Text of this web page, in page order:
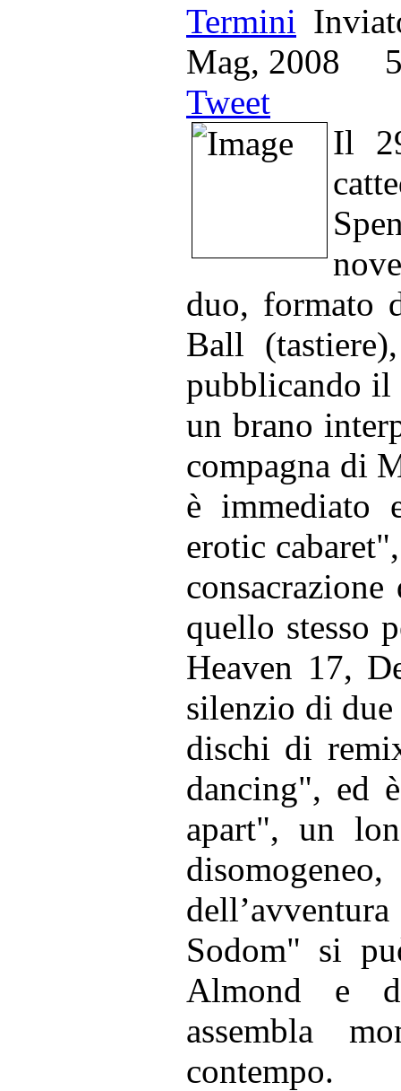
Mag, 2008
Tweet
Il
duo, formato
Ball
pubblicando il
un brano
compagna di
è immediato
erotic
quello stesso
Heaven 17,
silenzio di
dischi di
dancing", ed
apart", un
Sodom" si
Almond e
assembla
contempo.